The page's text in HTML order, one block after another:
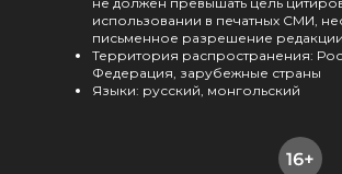
использовании в печатных СМИ,
письменное разрешение редакции.
Территория распространения:
Федерация, зарубежные страны
Языки: русский, монгольский